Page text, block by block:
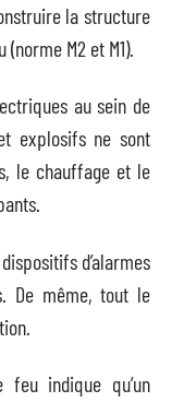
la structure
M2 et M1).
au sein de
explosifs ne sont
le chauffage et le
d’alarmes
De même, tout le
indique qu’un